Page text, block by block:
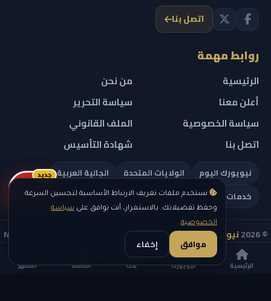
الرئيسية نيويورك بحث القائمة المظهر
نستخدم ملفات تعريف الارتباط الأساسية لتحسين السرعة
وحفظ تفضيلاتك. بالاستمرار، أنت توافق على سياسة
الخصوصية.
موافق إخفاء
اتصل بنا
روابط مهمة
الرئيسية
من نحن
أعلن معنا
سياسة التحرير
سياسة الخصوصية
الملف القانوني
اتصل بنا
شهادة التأسيس
نيويورك اليوم الولايات المتحدة
الجالية العربية
خدمات تهمك
© 2026 نيويورك نيوز
— جميع الحقوق محفوظة — NEW YORK NEWS
IN ARABIC LLC — رقم التسجيل 0451351808
ريلز
جديد